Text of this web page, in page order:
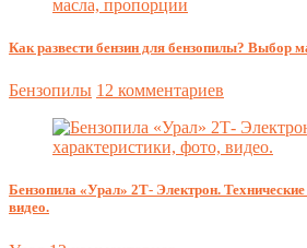
Как развести бензин для бензопилы? Выбор
Бензопилы 12 комментариев
Бензопила «Урал» 2Т- Электрон.
видео.